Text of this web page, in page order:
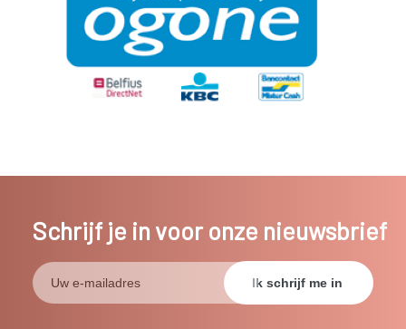
Schrijf je in voor onze nieuwsbrief